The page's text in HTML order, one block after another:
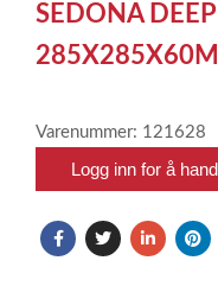
of
1
SEDONA
Varenummer: 121628
Logg inn for å